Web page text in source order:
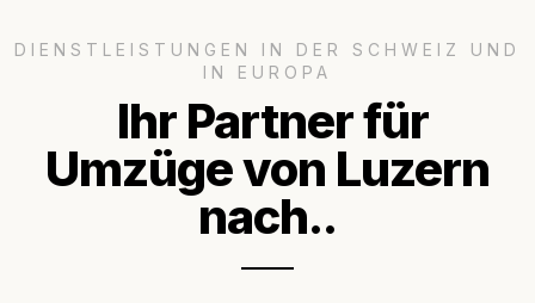
DIENSTLEISTUNGEN IN DER SCHWEIZ UND
IN EUROPA
Ihr Partner für
Umzüge von Luzern
nach..